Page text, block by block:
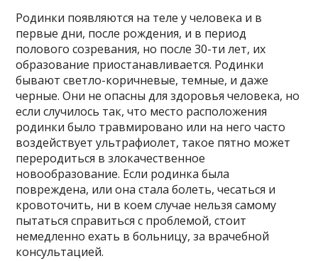
Родинки появляются на теле у человека и в
первые дни, после рождения, и в период
полового созревания, но после 30-ти лет, их
образование приостанавливается. Родинки
бывают светло-коричневые, темные, и даже
черные. Они не опасны для здоровья человека, но
если случилось так, что место расположения
родинки было травмировано или на него часто
воздействует ультрафиолет, такое пятно может
переродиться в злокачественное
новообразование. Если родинка была
повреждена, или она стала болеть, чесаться и
кровоточить, ни в коем случае нельзя самому
пытаться справиться с проблемой, стоит
немедленно ехать в больницу, за врачебной
консультацией.